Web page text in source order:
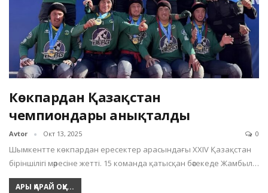
Көкпардан Қазақстан
чемпиондары анықталды
Avtor Окт 13, 2025 0
Шымкентте көкпардан ересектер арасындағы XXIV Қазақстан
біріншілігі мәресіне жетті. 15 команда қатысқан бәсекеде Жамбыл…
АРЫ ҚАРАЙ ОҚУ...